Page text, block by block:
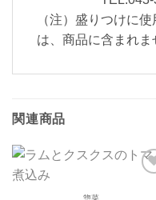
（注）盛りつけに
は、商品に含まれま
関連商品
惣菜